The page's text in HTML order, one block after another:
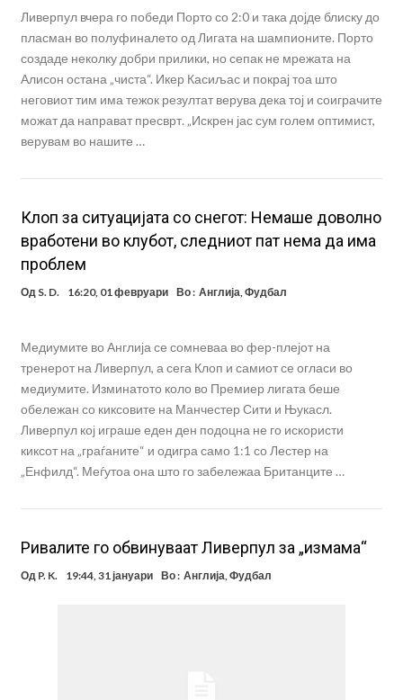
Ливерпул вчера го победи Порто со 2:0 и така дојде блиску до
пласман во полуфиналето од Лигата на шампионите. Порто
создаде неколку добри прилики, но сепак не мрежата на
Алисон остана „чиста“. Икер Касиљас и покрај тоа што
неговиот тим има тежок резултат верува дека тој и соиграчите
можат да направат пресврт. „Искрен јас сум голем оптимист,
верувам во нашите …
Клоп за ситуацијата со снегот: Немаше доволно
вработени во клубот, следниот пат нема да има
проблем
Од S. D. 16:20, 01 февруари Во : Англија,Фудбал
Медиумите во Англија се сомневаа во фер-плејот на
тренерот на Ливерпул, а сега Клоп и самиот се огласи во
медиумите. Изминатото коло во Премиер лигата беше
обележан со киксовите на Манчестер Сити и Њукасл.
Ливерпул кој играше еден ден подоцна не го искористи
киксот на „граѓаните“ и одигра само 1:1 со Лестер на
„Енфилд“. Меѓутоа она што го забележаа Британците …
Ривалите го обвинуваат Ливерпул за „измама“
Од P. K. 19:44, 31 јануари Во : Англија,Фудбал